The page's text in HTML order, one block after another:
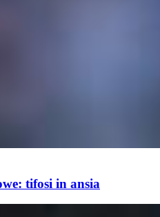
tifosi in ansia